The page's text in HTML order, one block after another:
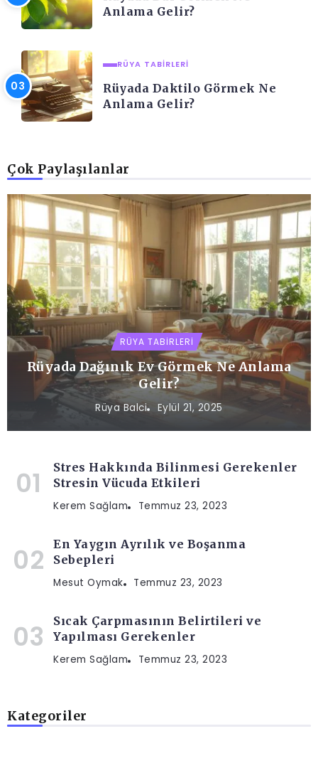
Anlama Gelir?
RÜYA TABIRLERI
Rüyada Daktilo Görmek Ne
Anlama Gelir?
Çok Paylaşılanlar
RÜYA TABIRLERI
Rüyada Dağınık Ev Görmek Ne Anlama
Gelir?
Rüya Balci Eylül 21, 2025
Stres Hakkında Bilinmesi Gerekenler
Stresin Vücuda Etkileri
Kerem Sağlam Temmuz 23, 2023
En Yaygın Ayrılık ve Boşanma
Sebepleri
Mesut Oymak Temmuz 23, 2023
Sıcak Çarpmasının Belirtileri ve
Yapılması Gerekenler
Kerem Sağlam Temmuz 23, 2023
Kategoriler